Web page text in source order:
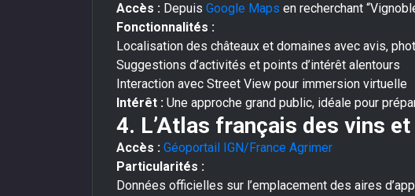
Accès : Depuis Google Maps en recherchant
Fonctionnalités :
Localisation des châteaux et domaines avec avis,
Suggestions d’activités et points d’intérêt alentours
Interaction avec Street View pour immersion virtuelle
Intérêt : Une approche grand public, idéale pour
4. L’Atlas français des vins
Accès : Géoportail IGN/France Agrimer
Particularités :
Données officielles sur l’emplacement des aires